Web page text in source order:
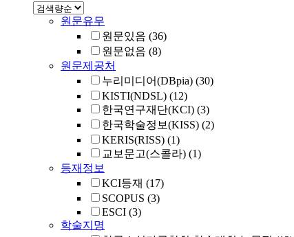
원문유무
원문있음 (36)
원문없음 (8)
원문제공처
누리미디어(DBpia) (30)
KISTI(NDSL) (12)
한국연구재단(KCI) (3)
한국학술정보(KISS) (2)
KERIS(RISS) (1)
교보문고(스콜라) (1)
등재정보
KCI등재 (17)
SCOPUS (3)
ESCI (3)
학술지명